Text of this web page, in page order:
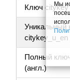
Ключ citykey
Уникальный
citykey_u_en
Полный
(англ.)
Мы